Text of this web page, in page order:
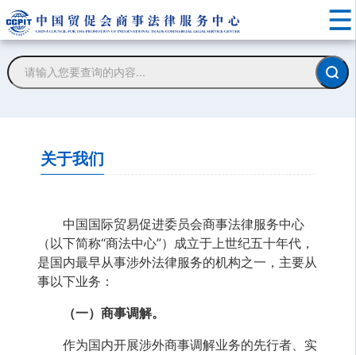
关于我们
中国国际贸易促进委员会商事法律服务中心
（以下简称“商法中心”）成立于上世纪五十年代，
是国内最早从事涉外法律服务的机构之一，主要从
事以下业务：
（一）商事调解。
作为国内开展涉外商事调解业务的先行者、实